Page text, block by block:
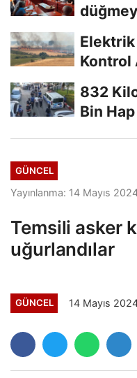
Elektrik
Kontrol
832
Bin
GÜNCEL
Yayınlanma: 14 Mayıs
Temsili asker
uğurlandılar
GÜNCEL 14 Mayıs